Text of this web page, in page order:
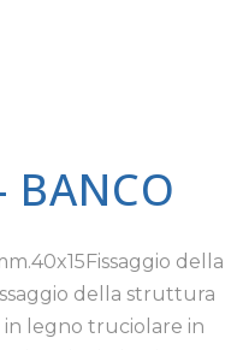
BANCO
della
della struttura
legno truciolare in